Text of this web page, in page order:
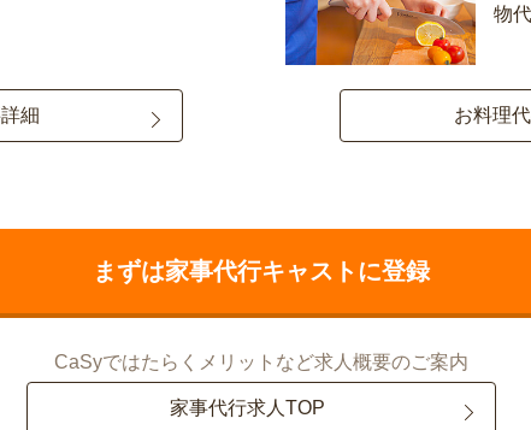
細
物
お料理
まずは家事代行キャストに登録
CaSyではたらくメリットなど求人概要のご案内
家事代行求人TOP